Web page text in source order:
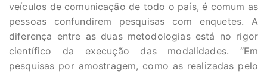
veículos de comunicação de todo o país, é comum as
pessoas confundirem pesquisas com enquetes. A
diferença entre as duas metodologias está no rigor
científico da execução das modalidades. “Em
pesquisas por amostragem, como as realizadas pelo